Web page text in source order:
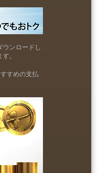
ウンロードし
。
すめの支払